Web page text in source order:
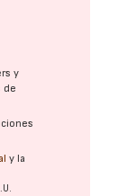
y
de
y la